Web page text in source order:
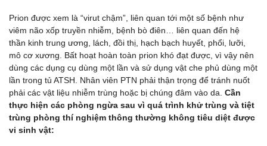
Prion được xem là “virut chậm”, liên quan tới một số bệnh như
viêm não xốp truyền nhiễm, bệnh bò điên… liên quan đến hệ
thần kinh trung ương, lách, đồi thị, hạch bạch huyết, phổi, lưỡi,
mô cơ xương. Bất hoạt hoàn toàn prion khó đạt được, vì vậy nên
dùng các dụng cụ dùng một lần và sử dụng vật che phủ dùng một
lần trong tủ ATSH. Nhân viên PTN phải thận trọng để tránh nuốt
phải các vật liệu nhiễm trùng hoặc bị chúng đâm vào da. Cần
thực hiện các phòng ngừa sau vì quá trình khử trùng và tiệt
trùng phòng thí nghiệm thông thường không tiêu diệt được
vi sinh vật: